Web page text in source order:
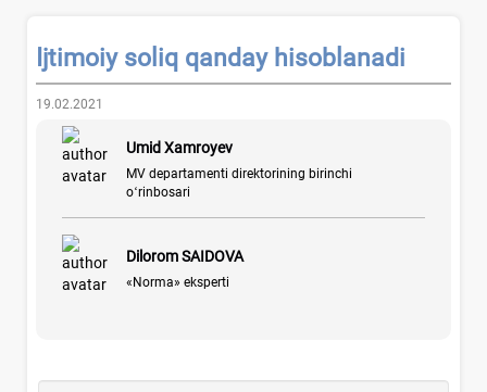
Ijtimoiy soliq qanday hisoblanadi
19.02.2021
Umid Xamroyev
MV departamenti direktorining birinchi
oʻrinbosari
Dilorom SAIDOVA
«Norma» eksperti